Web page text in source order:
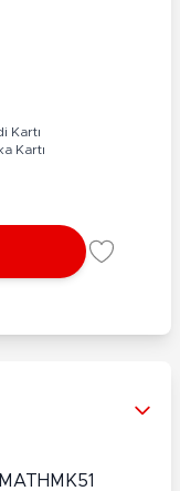
Kartı
Kartı